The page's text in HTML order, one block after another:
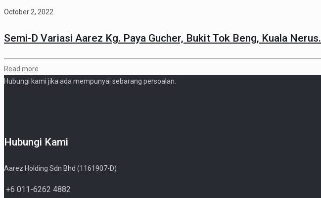
October 2, 2022
Semi-D Variasi Aarez Kg. Paya Gucher, Bukit Tok Beng, Kuala Nerus.
Read more
Hubungi kami jika ada mempunyai sebarang persoalan.
Hubungi Kami
Aarez Holding Sdn Bhd (1161907-D)
+6 011-6262 4882